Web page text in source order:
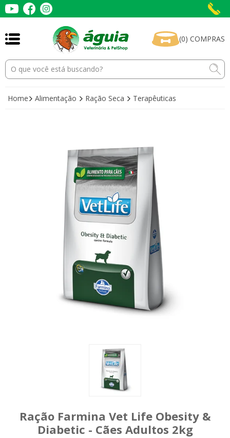
(0) COMPRAS
Home Alimentação Ração Seca Terapêuticas
Ração Farmina Vet Life Obesity &
Diabetic - Cães Adultos 2kg